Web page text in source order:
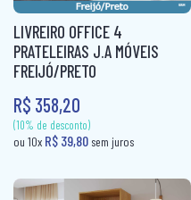
FRUTEIRA
FRUTEIRA AÇO
KIT CADEIRAS
KIT COZINHA
KIT COZINHA AÇO
MESA
CABECEIRA BOX SOLTEIRO
CABECEIRA CASAL
CABECEIRA KING
CABECEIRA QUEEN
CABECEIRA SOLTEIRO
PUFF CAMA
RACK
RACK + PAINEL
SOFÁ 2X3 LUGARES
SOFÁ 3 LUGARES + 1 PUFF
LIVREIRO OFFICE 4
PRATELEIRAS J.A MÓVEIS
FREIJÓ/PRETO
R$ 358,20